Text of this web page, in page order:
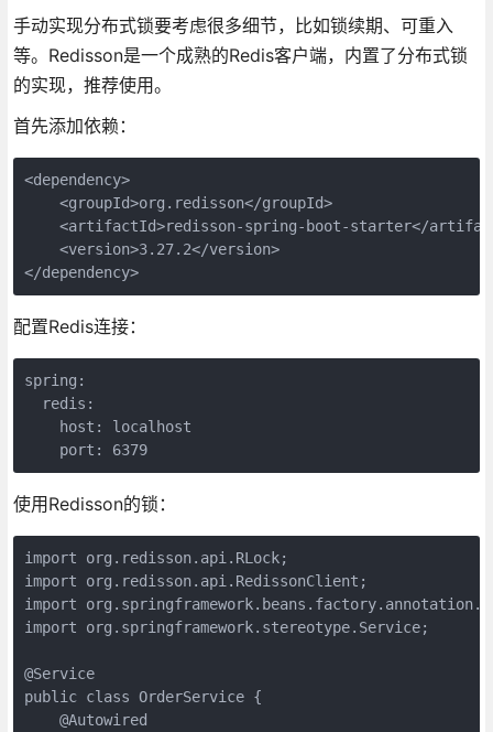
手动实现分布式锁要考虑很多细节，比如锁续期、可重入
等。Redisson是一个成熟的Redis客户端，内置了分布式锁
的实现，推荐使用。
首先添加依赖：
<dependency>
    <groupId>org.redisson</groupId>
<artifactId>redisson-spring-boot-starter</
    <version>3.27.2</version>
</dependency>
配置Redis连接：
spring:
  redis:
    host: localhost
    port: 6379
使用Redisson的锁：
import org.redisson.api.RLock;
import org.redisson.api.RedissonClient;
import
import org.springframework.stereotype.Service;
@Service
public class OrderService {
    @Autowired